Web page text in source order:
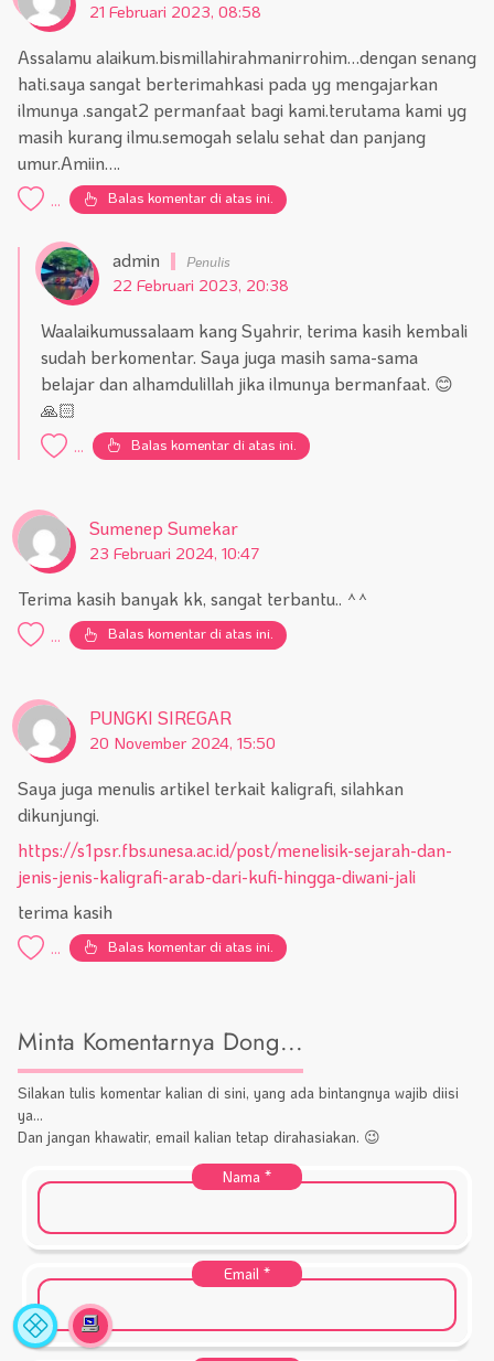
21 Februari 2023, 08:58
Assalamu alaikum.bismillahirahmanirrohim…dengan senang
hati.saya sangat berterimahkasi pada yg mengajarkan
ilmunya .sangat2 permanfaat bagi kami.terutama kami yg
masih kurang ilmu.semogah selalu sehat dan panjang
umur.Amiin….
... Balas komentar di atas ini.
admin
22 Februari 2023, 20:38
Waalaikumussalaam kang Syahrir, terima kasih kembali
sudah berkomentar. Saya juga masih sama-sama
belajar dan alhamdulillah jika ilmunya bermanfaat. 😊
🙏🏻
... Balas komentar di atas ini.
Sumenep Sumekar
23 Februari 2024, 10:47
Terima kasih banyak kk, sangat terbantu.. ^^
... Balas komentar di atas ini.
PUNGKI SIREGAR
20 November 2024, 15:50
Saya juga menulis artikel terkait kaligrafi, silahkan
dikunjungi.
https://s1psr.fbs.unesa.ac.id/post/menelisik-sejarah-dan-
jenis-jenis-kaligrafi-arab-dari-kufi-hingga-diwani-jali
terima kasih
... Balas komentar di atas ini.
Minta Komentarnya Dong...
Silakan tulis komentar kalian di sini, yang ada bintangnya wajib diisi
ya...
Dan jangan khawatir, email kalian tetap dirahasiakan. 😉
Nama *
Email *
Statistik